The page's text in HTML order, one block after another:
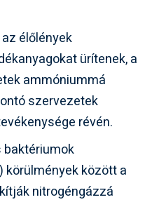
élőlények
ürítenek, a
ammóniummá
szervezetek
révén.
baktériumok
körülmények között a
nitrogéngázzá